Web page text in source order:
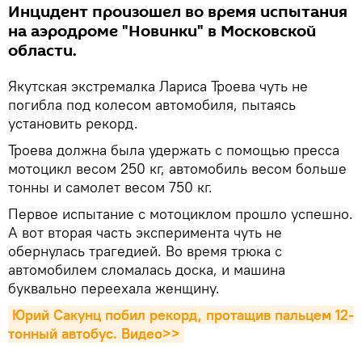
Инцидент произошел во время испытания
на аэродроме "Новинки" в Московской
области.
Якутская экстремалка Лариса Троева чуть не
погибла под колесом автомобиля, пытаясь
установить рекорд.
Троева должна была удержать с помощью пресса
мотоцикл весом 250 кг, автомобиль весом больше
тонны и самолет весом 750 кг.
Первое испытание с мотоциклом прошло успешно.
А вот вторая часть эксперимента чуть не
обернулась трагедией. Во время трюка с
автомобилем сломалась доска, и машина
буквально переехала женщину.
Юрий Сакунц побил рекорд, протащив пальцем 12-
тонный автобус. Видео>>